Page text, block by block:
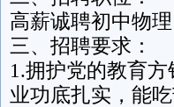
高薪诚聘初中物
三、招聘要求：
1.拥护党的教育
业功底扎实，能